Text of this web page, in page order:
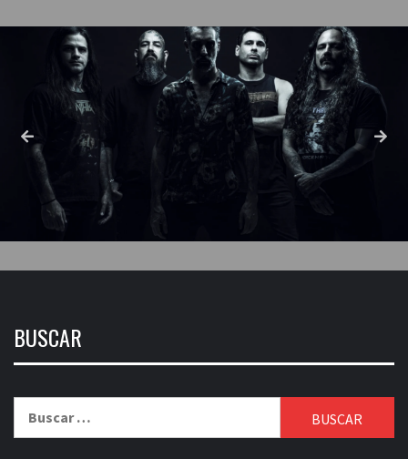
BUSCAR